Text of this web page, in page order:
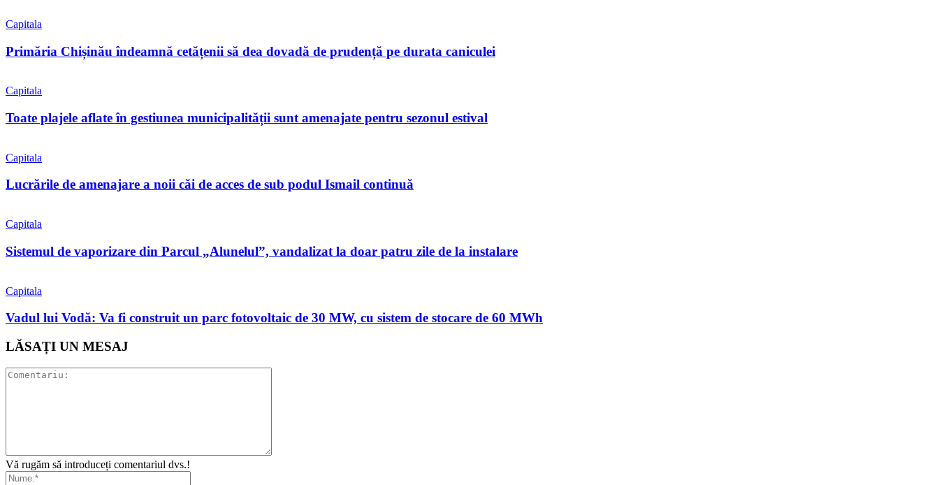
Capitala
Primăria Chișinău îndeamnă cetățenii să dea dovadă de prudență pe durata caniculei
Capitala
Toate plajele aflate în gestiunea municipalității sunt amenajate pentru sezonul estival
Capitala
Lucrările de amenajare a noii căi de acces de sub podul Ismail continuă
Capitala
Sistemul de vaporizare din Parcul „Alunelul”, vandalizat la doar patru zile de la instalare
Capitala
Vadul lui Vodă: Va fi construit un parc fotovoltaic de 30 MW, cu sistem de stocare de 60 MWh
LĂSAȚI UN MESAJ
Vă rugăm să introduceți comentariul dvs.!